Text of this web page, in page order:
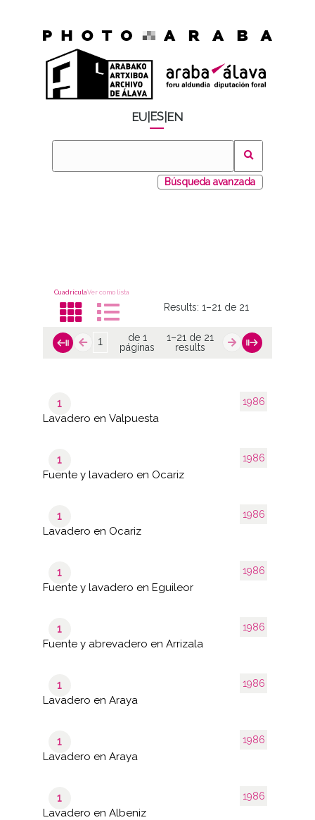
EU ES EN
Búsqueda avanzada
CuadrículaVer como lista
Results:1–21 de 21
de 1
páginas
1–21 de 21
results
1986
1
Lavadero en Valpuesta
1986
1
Fuente y lavadero en Ocariz
1986
1
Lavadero en Ocariz
1986
1
Fuente y lavadero en Eguileor
1986
1
Fuente y abrevadero en Arrizala
1986
1
Lavadero en Araya
1986
1
Lavadero en Araya
1986
1
Lavadero en Albeniz